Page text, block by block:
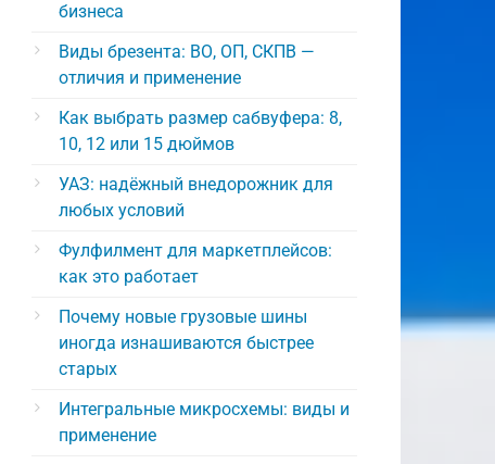
бизнеса
Виды брезента: ВО, ОП, СКПВ —
отличия и применение
Как выбрать размер сабвуфера: 8,
10, 12 или 15 дюймов
УАЗ: надёжный внедорожник для
любых условий
Фулфилмент для маркетплейсов:
как это работает
Почему новые грузовые шины
иногда изнашиваются быстрее
старых
Интегральные микросхемы: виды и
применение